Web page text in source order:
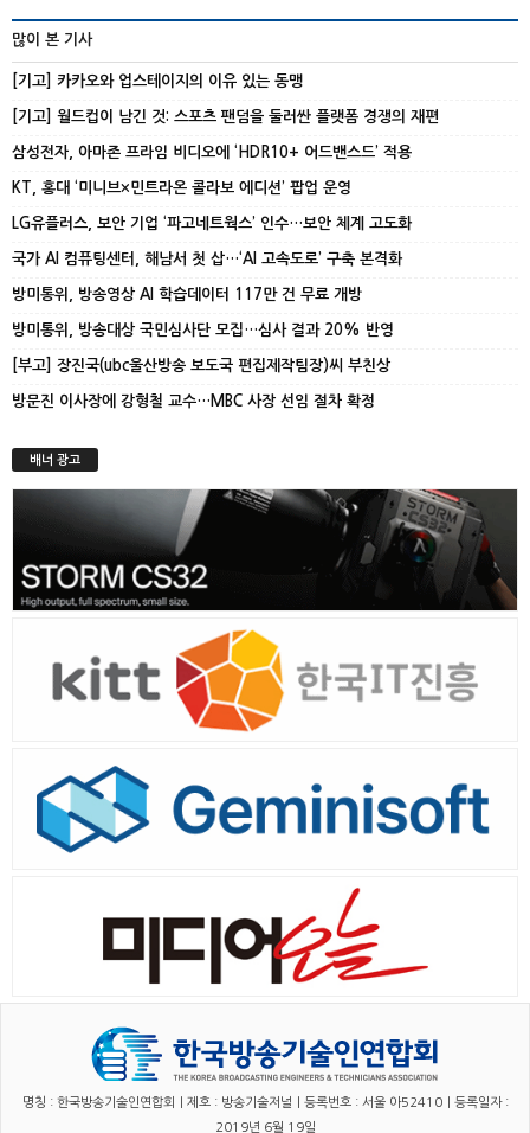
많이 본 기사
[기고] 카카오와 업스테이지의 이유 있는 동맹
[기고] 월드컵이 남긴 것: 스포츠 팬덤을 둘러싼 플랫폼 경쟁의 재편
삼성전자, 아마존 프라임 비디오에 ‘HDR10+ 어드밴스드’ 적용
KT, 홍대 ‘미니브×민트라온 콜라보 에디션’ 팝업 운영
LG유플러스, 보안 기업 ‘파고네트웍스’ 인수…보안 체계 고도화
국가 AI 컴퓨팅센터, 해남서 첫 삽…‘AI 고속도로’ 구축 본격화
방미통위, 방송영상 AI 학습데이터 117만 건 무료 개방
방미통위, 방송대상 국민심사단 모집…심사 결과 20% 반영
[부고] 장진국(ubc울산방송 보도국 편집제작팀장)씨 부친상
방문진 이사장에 강형철 교수…MBC 사장 선임 절차 확정
배너 광고
명칭 : 한국방송기술인연합회｜제호 : 방송기술저널｜등록번호 : 서울 아52410｜등록일자 :
2019년 6월 19일